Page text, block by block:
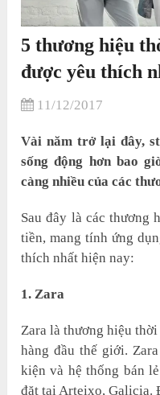
5 thương hiệu
được yêu thích
11/12/2017
Vài năm trở lại đây,
sống động hơn bao
càng nhiều của các
Sau đây là các thương
tiền, mang tính ứng
thích nhất hiện nay:
1. Zara
Zara là thương hiệu
hàng đầu thế giới.
kiện và hệ thống bán
đặt tại Arteixo, Galicia.